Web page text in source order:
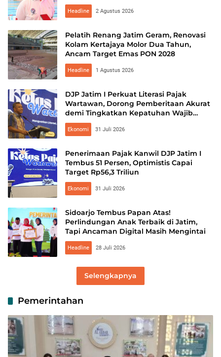
Headline 2 Agustus 2026
Pelatih Renang Jatim Geram, Renovasi
Kolam Kertajaya Molor Dua Tahun,
Ancam Target Emas PON 2028
Headline 1 Agustus 2026
DJP Jatim I Perkuat Literasi Pajak
Wartawan, Dorong Pemberitaan Akurat
demi Tingkatkan Kepatuhan Wajib
Pajak
Ekonomi 31 Juli 2026
Penerimaan Pajak Kanwil DJP Jatim I
Tembus 51 Persen, Optimistis Capai
Target Rp56,3 Triliun
Ekonomi 31 Juli 2026
Sidoarjo Tembus Papan Atas!
Perlindungan Anak Terbaik di Jatim,
Tapi Ancaman Digital Masih Mengintai
Headline 28 Juli 2026
Selengkapnya
Pemerintahan